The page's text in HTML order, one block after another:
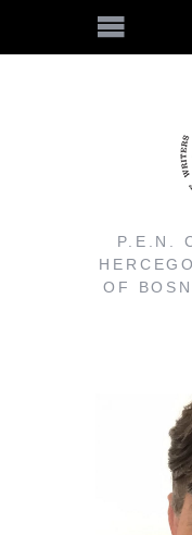
P.E.N.
OF